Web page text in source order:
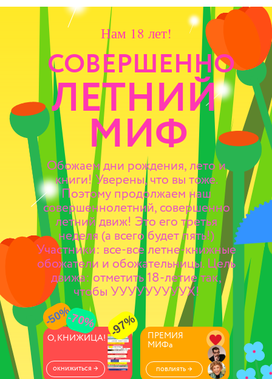
Нам 18 лет!
Обожаем дни рождения, лето и
книги! Уверены, что вы тоже.
Поэтому продолжаем наш
совершеннолетний, совершенно
летний движ! Это его третья
неделя (а всего будет пять!)
Участники: все-все летне-книжные
обожатели и обожательницы. Цель
движа: отметить 18-летие так,
чтобы УУУУУУУУУХ!
-97%
О, КНИЖИЦА!
окнижиться →
-50%-70%
МИФ
ЛЕТНИЙ
СОВЕРШЕННО
ПРЕМИЯ
МИФа
повлиять →